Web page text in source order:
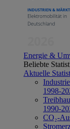
Energie &
Beliebte
Aktuelle
1998-
1990-
CO₂-